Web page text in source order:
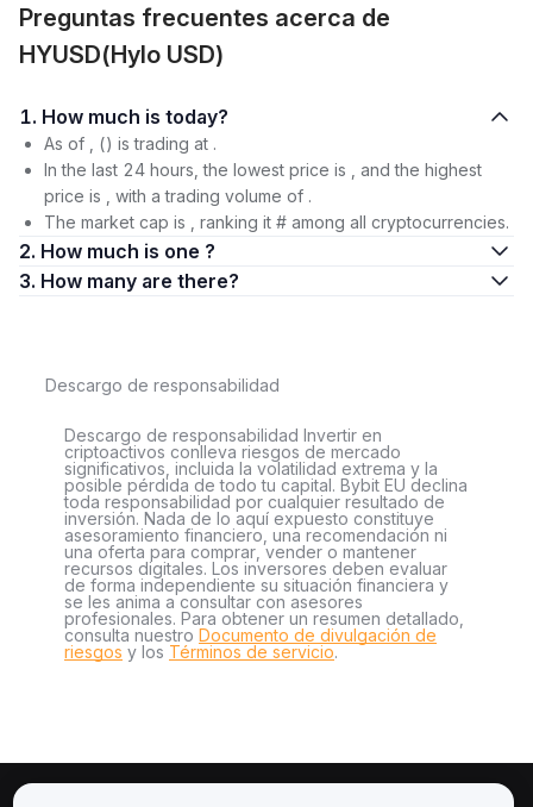
Preguntas frecuentes acerca de
HYUSD(Hylo USD)
1. How much is today?
As of , () is trading at .
In the last 24 hours, the lowest price is , and the highest
price is , with a trading volume of .
The market cap is , ranking it # among all cryptocurrencies.
2. How much is one ?
3. How many are there?
Descargo de responsabilidad
Descargo de responsabilidad Invertir en
criptoactivos conlleva riesgos de mercado
significativos, incluida la volatilidad extrema y la
posible pérdida de todo tu capital. Bybit EU declina
toda responsabilidad por cualquier resultado de
inversión. Nada de lo aquí expuesto constituye
asesoramiento financiero, una recomendación ni
una oferta para comprar, vender o mantener
recursos digitales. Los inversores deben evaluar
de forma independiente su situación financiera y
se les anima a consultar con asesores
profesionales. Para obtener un resumen detallado,
consulta nuestro Documento de divulgación de
riesgos y los Términos de servicio.